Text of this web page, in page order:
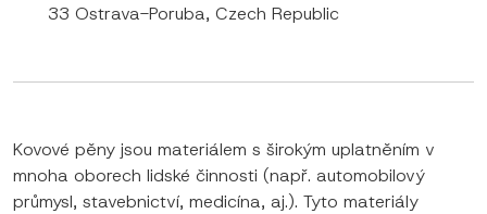
33 Ostrava-Poruba, Czech Republic
Kovové pěny jsou materiálem s širokým uplatněním v
mnoha oborech lidské činnosti (např. automobilový
průmysl, stavebnictví, medicína, aj.). Tyto materiály